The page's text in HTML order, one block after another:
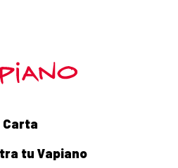
Carta
tu Vapiano